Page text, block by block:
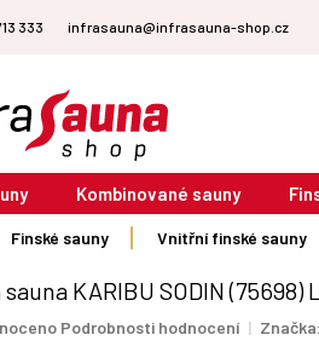
333 infrasauna@infrasauna-shop.cz
Kombinované sauny
Finské sauny Vnitřní finské sauny
KARIBU SODIN (75698)
Podrobnosti hodnocení Značka: